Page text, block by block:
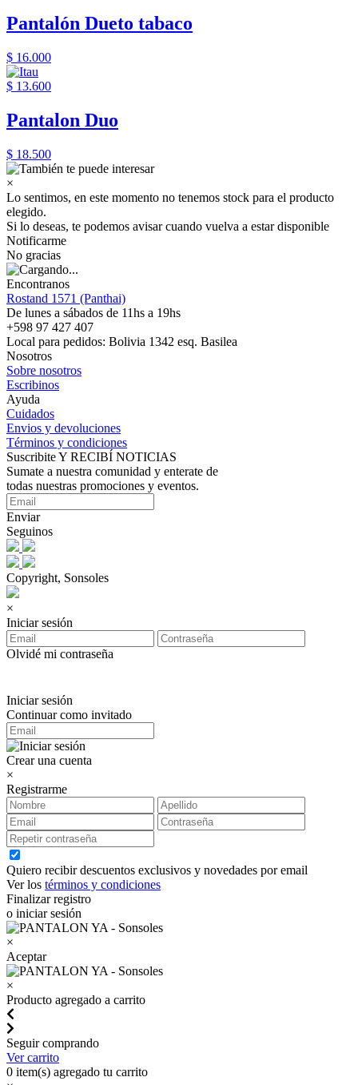
Pantalón Dueto tabaco
$ 16.000
$ 13.600
Pantalon Duo
$ 18.500
×
Lo sentimos, en este momento no tenemos stock para el producto
elegido.
Si lo deseas, te podemos avisar cuando vuelva a estar disponible
Notificarme
No gracias
Encontranos
Rostand 1571 (Panthai)
De lunes a sábados de 11hs a 19hs
+598 97 427 407
Local para pedidos: Bolivia 1342 esq. Basilea
Nosotros
Sobre nosotros
Escribinos
Ayuda
Cuidados
Envios y devoluciones
Términos y condiciones
Suscribite Y RECIBÍ NOTICIAS
Sumate a nuestra comunidad y enterate de
todas nuestras promociones y eventos.
Enviar
Seguinos
Copyright, Sonsoles
×
Iniciar sesión
Olvidé mi contraseña
Iniciar sesión
Continuar como invitado
Crear una cuenta
×
Registrarme
Quiero recibir descuentos exclusivos y novedades por email
Ver los términos y condiciones
Finalizar registro
o iniciar sesión
×
Aceptar
×
Producto agregado a carrito
Seguir comprando
Ver carrito
0 item(s) agregado tu carrito